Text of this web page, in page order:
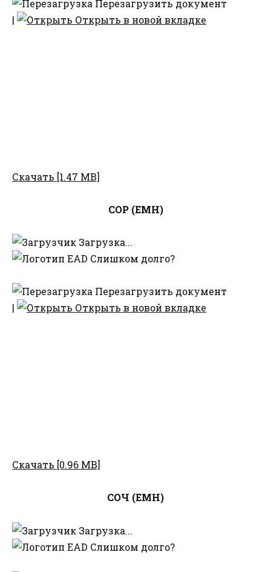
Перезагрузить документ
|
Открыть в новой вкладке
Скачать [1.47 MB]
СОР (ЕМН)
Загрузка...
Слишком долго?
Перезагрузить документ
|
Открыть в новой вкладке
Скачать [0.96 MB]
СОЧ (ЕМН)
Загрузка...
Слишком долго?